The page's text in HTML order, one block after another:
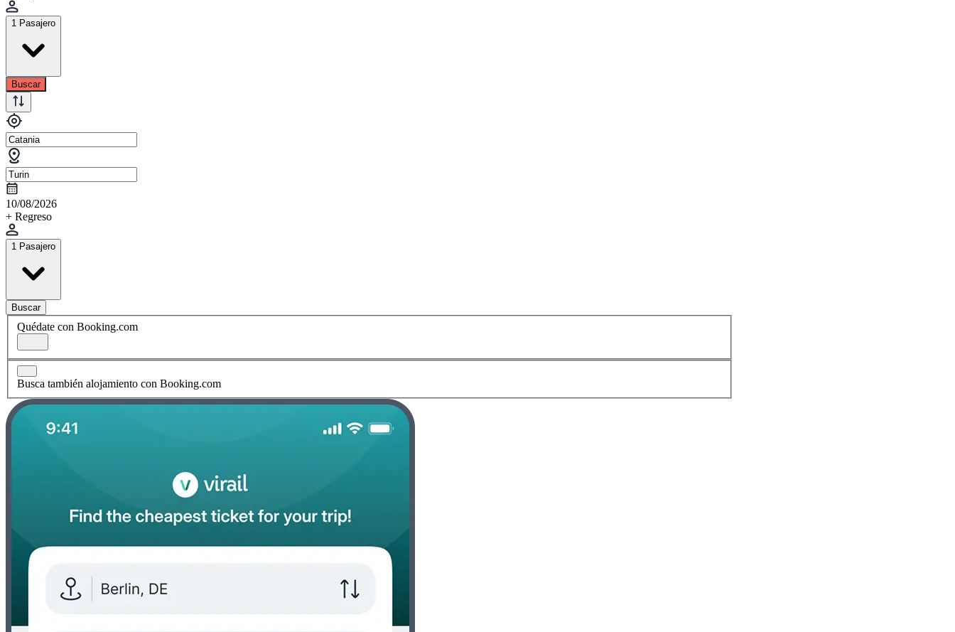
1 Pasajero
Buscar
10/08/2026
+ Regreso
1 Pasajero
Buscar
Quédate con Booking.com
Busca también alojamiento con Booking.com